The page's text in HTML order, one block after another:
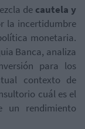
de cautela y
la incertidumbre
monetaria.
Banca, analiza
para los
contexto de
cuál es el
un rendimiento